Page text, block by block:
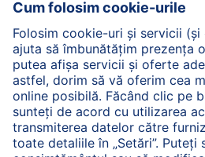
HiPP Sarcină
Politica de
Termenii generali pentru
web
Imprimare
Despre